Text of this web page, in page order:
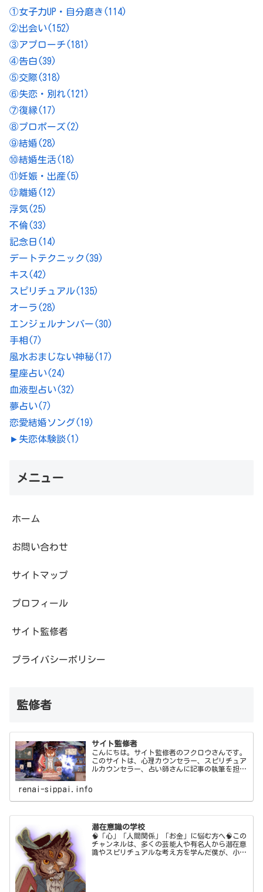
①女子力UP・自分磨き (114)
②出会い(152)
③アプローチ(181)
④告白(39)
⑤交際(318)
⑥失恋・別れ(121)
⑦復縁(17)
⑧プロポーズ(2)
⑨結婚(28)
⑩結婚生活(18)
⑪妊娠・出産(5)
⑫離婚(12)
浮気(25)
不倫(33)
記念日 (14)
デートテクニック (39)
キス (42)
スピリチュアル(135)
オーラ (28)
エンジェルナンバー(30)
手相 (7)
風水おまじない神秘(17)
星座占い(24)
血液型占い(32)
夢占い(7)
恋愛結婚ソング(19)
► 失恋体験談(1)
メニュー
ホーム
お問い合わせ
サイトマップ
プロフィール
サイト監修者
プライバシーポリシー
監修者
サイト監修者
こんにちは。サイト監修者のフクロウさんです。
このサイトは、心理カウンセラー、スピリチュア
ルカウンセラー、占い師さんに記事の執筆を担当
renai-sippai.info
潜在意識の学校
🧠「心」「人間関係」「お金」に悩む方へ🧠この
チャンネルは、多くの芸能人や有名人から潜在意
識やスピリチュアルな考え方を学んだ僕が、小難